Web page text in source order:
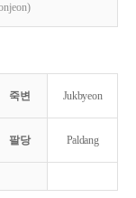
죽변 Jukbyeon
팔당 Paldang